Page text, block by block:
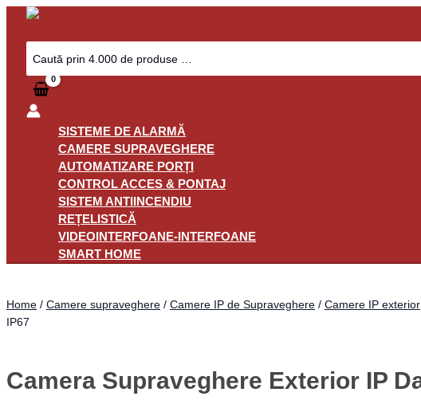
Skip
content
Search
for:
SISTEME DE ALARMĂ
CAMERE SUPRAVEGHERE
AUTOMATIZARE PORȚI
CONTROL ACCES & PONTAJ
SISTEM ANTIINCENDIU
REȚELISTICĂ
VIDEOINTERFOANE-INTERFOANE
SMART HOME
Home / Camere supraveghere / Camere IP de Supraveghere / Camere IP exterior
IP67
Camera Supraveghere Exterior IP
Camera
Exterior
Dahua
HFW2449S-
Microfon,
PoE,